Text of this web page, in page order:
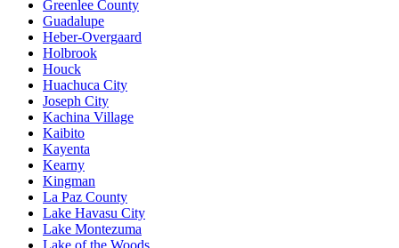
Greenlee County
Guadalupe
Heber-Overgaard
Holbrook
Houck
Huachuca City
Joseph City
Kachina Village
Kaibito
Kayenta
Kearny
Kingman
La Paz County
Lake Havasu City
Lake Montezuma
Lake of the Woods